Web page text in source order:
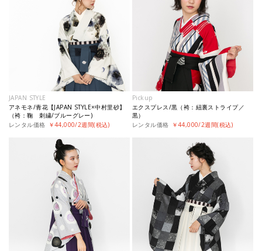
JAPAN STYLE
アネモネ/青花【JAPAN STYLE×中村里砂】
（袴：鞠 刺繍/ブルーグレー)
レンタル価格 ￥44,000/2週間(税込)
Pickup
エクスプレス/黒（袴：紐裏ストライプ／
黒）
レンタル価格 ￥44,000/2週間(税込)